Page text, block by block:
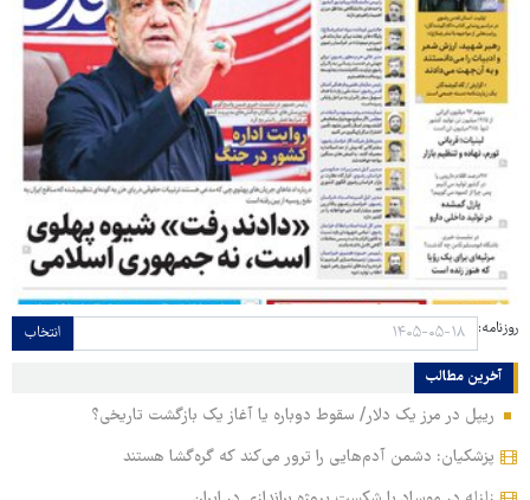
روزنامه: انتخاب
آخرین مطالب
ریپل در مرز یک دلار/ سقوط دوباره یا آغاز یک بازگشت تاریخی؟
پزشکیان: دشمن آدم‌هایی را ترور می‌کند که گره‌گشا هستند